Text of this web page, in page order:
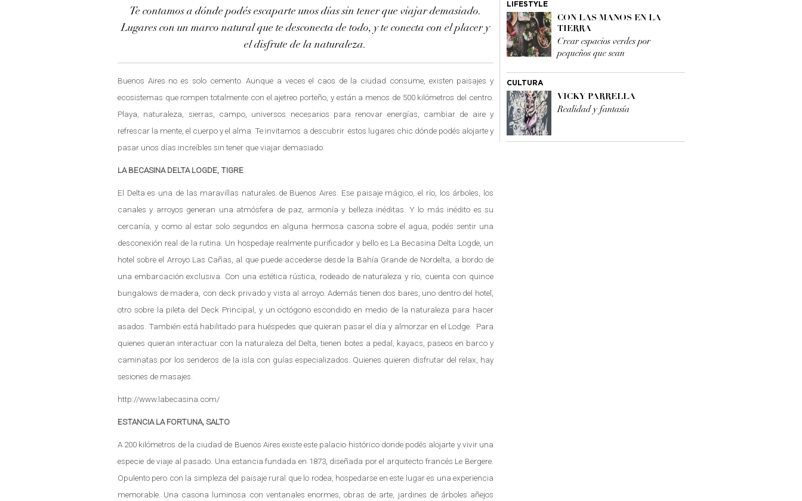
Te contamos a dónde podés escaparte unos días sin tener que viajar demasiado.
Lugares con un marco natural que te desconecta de todo, y te conecta con el placer y
el disfrute de la naturaleza.
Buenos Aires no es solo cemento. Aunque a veces el caos de la ciudad consume, existen paisajes y
ecosistemas que rompen totalmente con el ajetreo porteño, y están a menos de 500 kilómetros del centro.
Playa, naturaleza, sierras, campo, universos necesarios para renovar energías, cambiar de aire y
refrescar la mente, el cuerpo y el alma. Te invitamos a descubrir estos lugares chic dónde podés alojarte y
pasar unos días increíbles sin tener que viajar demasiado.
LA BECASINA DELTA LOGDE, TIGRE
El Delta es una de las maravillas naturales de Buenos Aires. Ese paisaje mágico, el río, los árboles, los
canales y arroyos generan una atmósfera de paz, armonía y belleza inéditas. Y lo más inédito es su
cercanía, y como al estar solo segundos en alguna hermosa casona sobre el agua, podés sentir una
desconexión real de la rutina. Un hospedaje realmente purificador y bello es La Becasina Delta Logde, un
hotel sobre el Arroyo Las Cañas, al que puede accederse desde la Bahía Grande de Nordelta, a bordo de
una embarcación exclusiva. Con una estética rústica, rodeado de naturaleza y río, cuenta con quince
bungalows de madera, con deck privado y vista al arroyo. Además tienen dos bares, uno dentro del hotel,
otro sobre la pileta del Deck Principal, y un octógono escondido en medio de la naturaleza para hacer
asados. También está habilitado para huéspedes que quieran pasar el día y almorzar en el Lodge. Para
quienes quieran interactuar con la naturaleza del Delta, tienen botes a pedal, kayacs, paseos en barco y
caminatas por los senderos de la isla con guías especializados. Quienes quieren disfrutar del relax, hay
sesiones de masajes.
http://www.labecasina.com/
ESTANCIA LA FORTUNA, SALTO
A 200 kilómetros de la ciudad de Buenos Aires existe este palacio histórico donde podés alojarte y vivir una
especie de viaje al pasado. Una estancia fundada en 1873, diseñada por el arquitecto francés Le Bergere.
Opulento pero con la simpleza del paisaje rural que lo rodea, hospedarse en este lugar es una experiencia
memorable. Una casona luminosa con ventanales enormes, obras de arte, jardines de árboles añejos
LIFESTYLE
CON LAS MANOS EN LA
TIERRA
Crear espacios verdes por
pequeños que sean
CULTURA
VICKY PARRELLA
Realidad y fantasía